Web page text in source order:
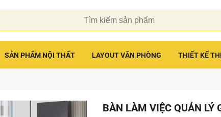
SẢN PHẨM NỘI THẤT LAYOUT VĂN PHÒNG THIẾT KẾ
BÀN LÀM VIỆC QUẢN LÝ